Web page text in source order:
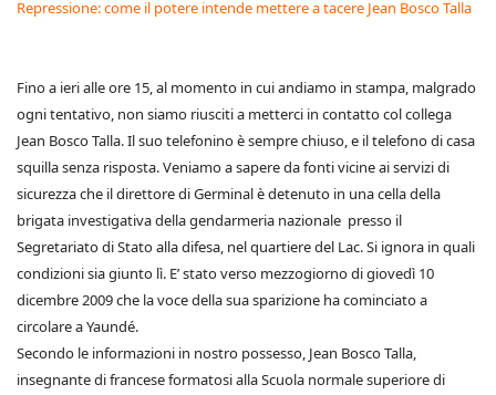
Repressione: come il potere intende mettere a tacere Jean Bosco Talla
Fino a ieri alle ore 15, al momento in cui andiamo in stampa, malgrado
ogni tentativo, non siamo riusciti a metterci in contatto col collega
Jean Bosco Talla. Il suo telefonino è sempre chiuso, e il telefono di casa
squilla senza risposta. Veniamo a sapere da fonti vicine ai servizi di
sicurezza che il direttore di Germinal è detenuto in una cella della
brigata investigativa della gendarmeria nazionale presso il
Segretariato di Stato alla difesa, nel quartiere del Lac. Si ignora in quali
condizioni sia giunto lì. E’ stato verso mezzogiorno di giovedì 10
dicembre 2009 che la voce della sua sparizione ha cominciato a
circolare a Yaundé.
Secondo le informazioni in nostro possesso, Jean Bosco Talla,
insegnante di francese formatosi alla Scuola normale superiore di